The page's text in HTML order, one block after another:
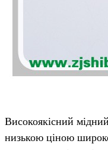
Високоякісний
низькою ціною